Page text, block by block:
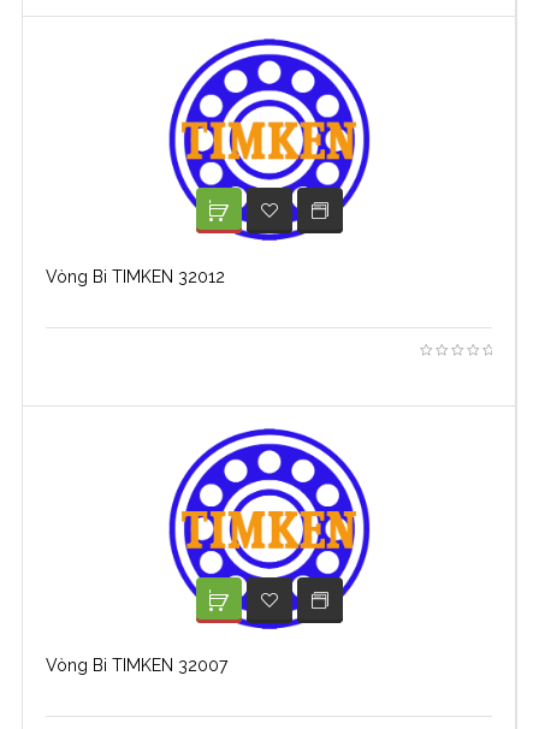
XEM TIẾPADD TO WISHLIST
Vòng Bi TIMKEN 32012
XEM TIẾPADD TO WISHLIST
Vòng Bi TIMKEN 32007